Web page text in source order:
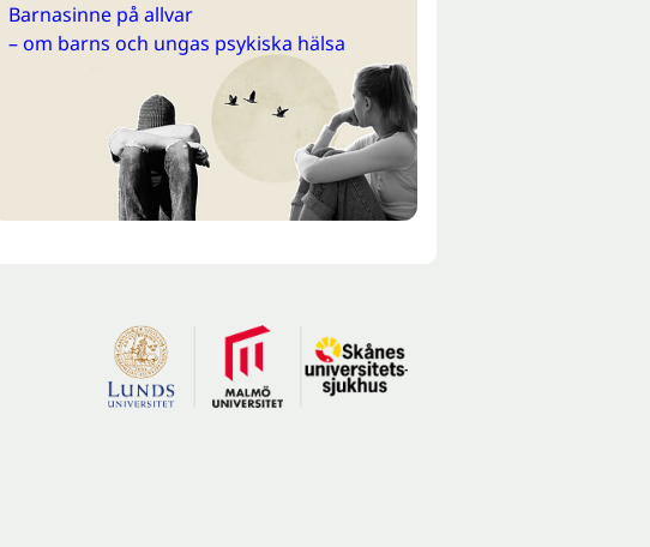
Barnasinne på allvar
– om barns och ungas psykiska hälsa